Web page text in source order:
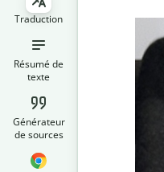
Traduction
Résumé de
texte
Générateur
de sources